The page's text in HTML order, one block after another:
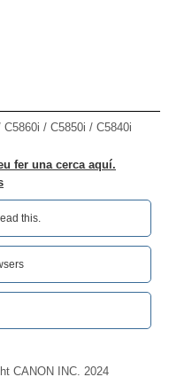
/ C5850i / C5840i
fer una cerca aquí.
this.‎
CANON INC. 2024